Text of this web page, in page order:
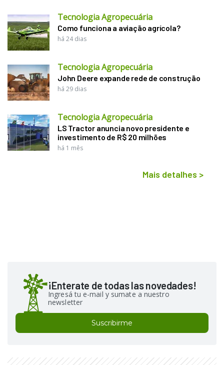
Tecnologia Agropecuária
Como funciona a aviação agrícola?
há 24 dias
Tecnologia Agropecuária
John Deere expande rede de construção
há 29 dias
Tecnologia Agropecuária
LS Tractor anuncia novo presidente e
investimento de R$ 20 milhões
há 1 mês
Mais detalhes >
¡Enterate de todas las novedades!
Ingresá tu e-mail y sumate a nuestro
newsletter
Suscribirme